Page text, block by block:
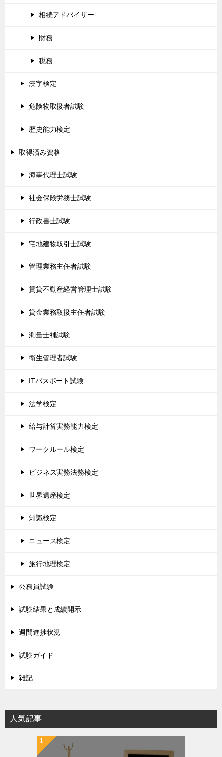
相続アドバイザー
財務
税務
漢字検定
危険物取扱者試験
歴史能力検定
取得済み資格
海事代理士試験
社会保険労務士試験
行政書士試験
宅地建物取引士試験
管理業務主任者試験
賃貸不動産経営管理士試験
貸金業務取扱主任者試験
測量士補試験
衛生管理者試験
ITパスポート試験
法学検定
給与計算実務能力検定
ワークルール検定
ビジネス実務法務検定
世界遺産検定
知識検定
ニュース検定
旅行地理検定
公務員試験
試験結果と成績開示
週間進捗状況
試験ガイド
雑記
人気記事